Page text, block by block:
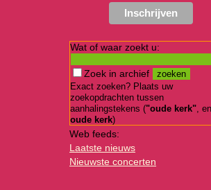
Wat of waar zoekt u:
Zoek in archief
Exact zoeken? Plaats uw
zoekopdrachten tussen
aanhalingstekens ("oude kerk",
oude kerk)
Web feeds:
Laatste nieuws
Nieuwste concerten